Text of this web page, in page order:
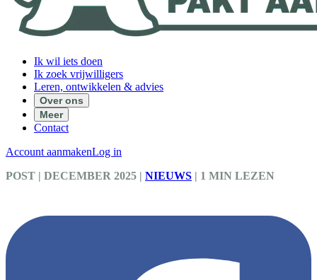
Ik wil iets doen
Ik zoek vrijwilligers
Leren, ontwikkelen & advies
Over ons
Meer
Contact
Account aanmakenLog in
POST | DECEMBER 2025 | NIEUWS | 1 MIN LEZEN